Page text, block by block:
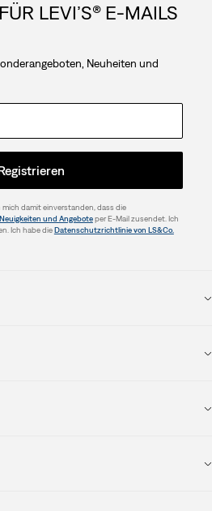
LEVI’S® E-MAILS
Neuheiten und
mich damit einverstanden, dass die
Neuigkeiten und Angeboteper E-Mail zusendet. Ich
Ich habe dieDatenschutzrichtlinie von LS&Co.